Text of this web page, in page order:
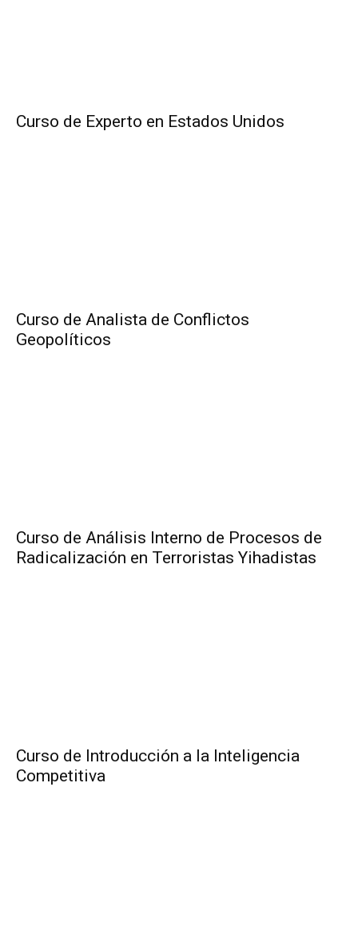
Curso de Experto en Estados Unidos
Curso de Analista de Conflictos
Geopolíticos
Curso de Análisis Interno de Procesos de
Radicalización en Terroristas Yihadistas
Curso de Introducción a la Inteligencia
Competitiva